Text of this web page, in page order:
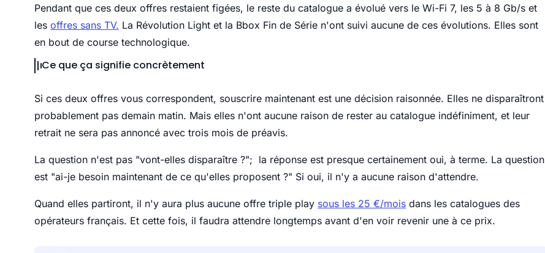
Pendant que ces deux offres restaient figées, le reste du catalogue a évolué vers le Wi-Fi 7, les 5 à 8 Gb/s et
les offres sans TV. La Révolution Light et la Bbox Fin de Série n'ont suivi aucune de ces évolutions. Elles sont
en bout de course technologique.
Ce que ça signifie concrètement
Si ces deux offres vous correspondent, souscrire maintenant est une décision raisonnée. Elles ne disparaîtront
probablement pas demain matin. Mais elles n'ont aucune raison de rester au catalogue indéfiniment, et leur
retrait ne sera pas annoncé avec trois mois de préavis.
La question n'est pas "vont-elles disparaître ?"; la réponse est presque certainement oui, à terme. La question
est "ai-je besoin maintenant de ce qu'elles proposent ?" Si oui, il n'y a aucune raison d'attendre.
Quand elles partiront, il n'y aura plus aucune offre triple play sous les 25 €/mois dans les catalogues des
opérateurs français. Et cette fois, il faudra attendre longtemps avant d'en voir revenir une à ce prix.